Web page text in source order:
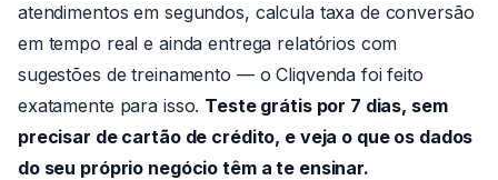
atendimentos em segundos, calcula taxa de conversão
em tempo real e ainda entrega relatórios com
sugestões de treinamento — o Cliqvenda foi feito
exatamente para isso. Teste grátis por 7 dias, sem
precisar de cartão de crédito, e veja o que os dados
do seu próprio negócio têm a te ensinar.